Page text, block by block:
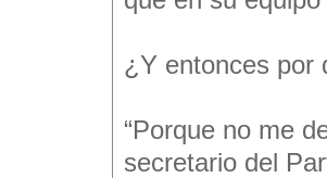
¿Y entonces por
“Porque no me
secretario del